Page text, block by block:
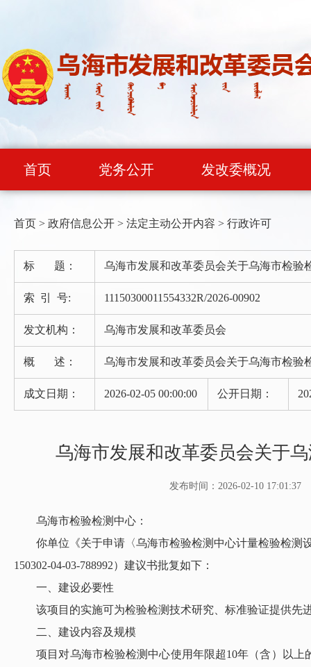
首页 党务公开 发改委概况
首页 > 政府信息公开 > 法定主动公开内容 > 行政许可
标 题： 乌海市发展和改革委员会关于乌海市检验
索 引 号: 11150300011554332R/2026-00902
发文机构： 乌海市发展和改革委员会
概 述： 乌海市发展和改革委员会关于乌海市检验
成文日期： 2026-02-05 00:00:00 公开日期：
乌海市发展和改革委员会关于
发布时间：2026-02-10 17:01:37
乌海市检验检测中心：
你单位《关于申请〈乌海市检验检测中心计量检验检测
150302-04-03-788992）建议书批复如下：
一、建设必要性
该项目的实施可为检验检测技术研究、标准验证提供先
二、建设内容及规模
项目对乌海市检验检测中心使用年限超10年（含）以上